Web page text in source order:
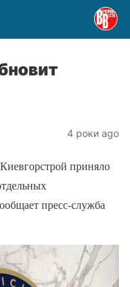
4 роки ago
приняло
пресс-служба